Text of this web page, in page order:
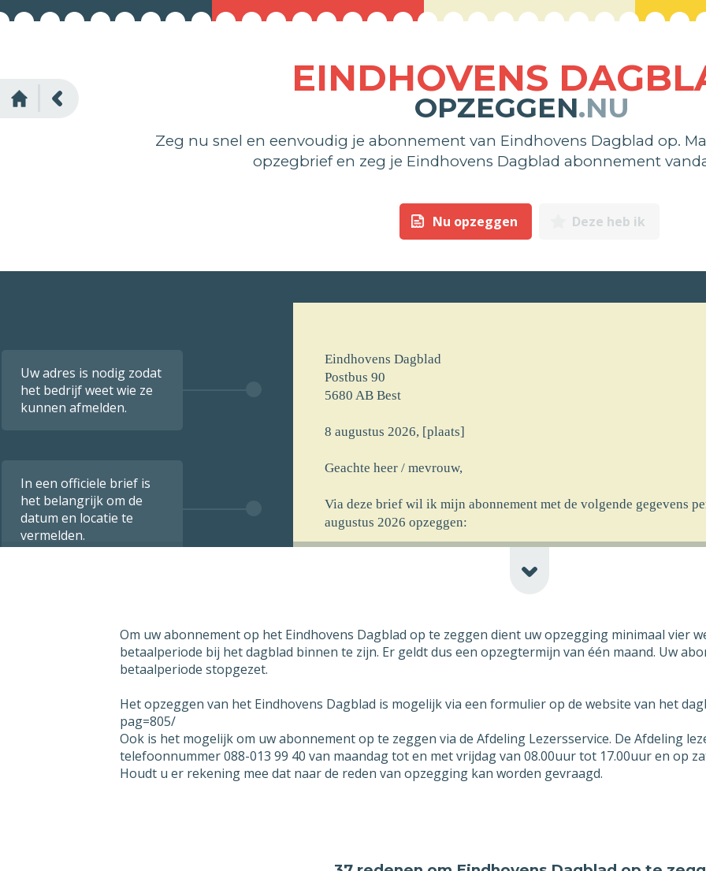
EINDHOVENS
OPZEGGEN.NU
Zeg nu snel en eenvoudig je abonnement van Eindhovens Dagblad op.
opzegbrief en zeg je Eindhovens Dagblad abonnement
Nu opzeggen Deze heb ik
Uw adres is nodig zodat
het bedrijf weet wie ze
kunnen afmelden.
In een officiele brief is
het belangrijk om de
datum en locatie te
vermelden.
Eindhovens Dagblad
Postbus 90
5680 AB Best
8 augustus 2026, [plaats]
Geachte heer / mevrouw,
Via deze brief wil ik mijn abonnement met de volgende gegevens
augustus 2026 opzeggen:
De incassomachtiging ten laste van mijn rekeningnummer die ik
mijn abonnement. U kunt deze opzegging versturen naar [email] of
post.
die u mij stuurt van de opzegging zou ik in dat geval graag melding
Om uw abonnement op het Eindhovens Dagblad op te zeggen dient uw opzegging minimaal vier
betaalperiode bij het dagblad binnen te zijn. Er geldt dus een opzegtermijn van één maand. Uw
betaalperiode stopgezet.
Het opzeggen van het Eindhovens Dagblad is mogelijk via een formulier op de website van het
pag=805/
Ook is het mogelijk om uw abonnement op te zeggen via de Afdeling Lezersservice. De Afdeling
telefoonnummer 088-013 99 40 van maandag tot en met vrijdag van 08.00uur tot 17.00uur en op
Houdt u er rekening mee dat naar de reden van opzegging kan worden gevraagd.